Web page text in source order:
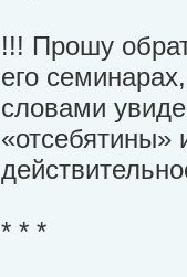
!!! Прошу
его
словами
«отсебятины»
* * *